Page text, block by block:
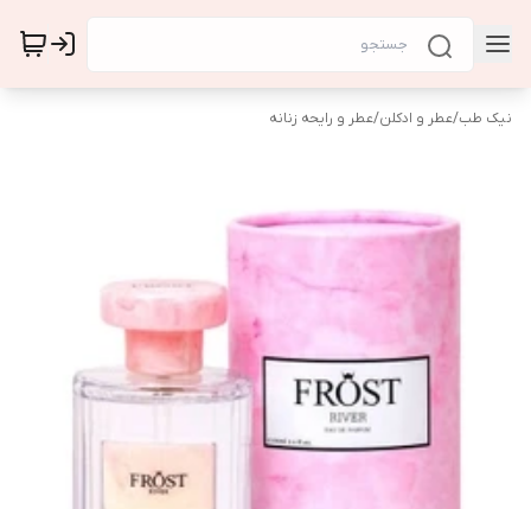
نیک طب/عطر و ادکلن/عطر و رایحه زنانه